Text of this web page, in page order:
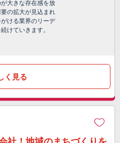
大きな存在感を放
の拡大が見込まれ
ける業界のリーデ
けていきます。
く見る